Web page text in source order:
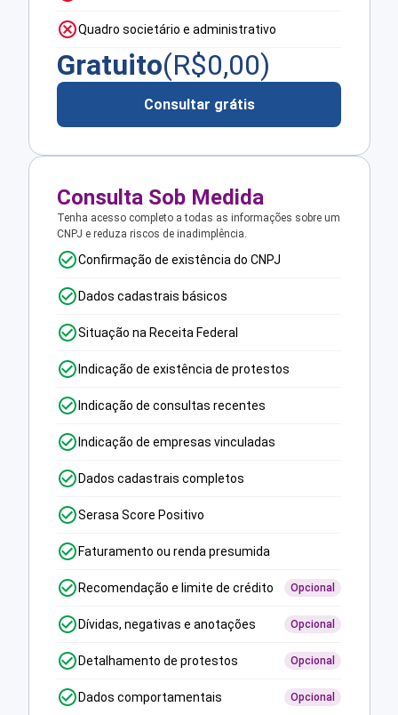
Quadro societário e administrativo
Gratuito(R$0,00)
Consultar grátis
Consulta Sob Medida
Tenha acesso completo a todas as informações sobre um
CNPJ e reduza riscos de inadimplência.
Confirmação de existência do CNPJ
Dados cadastrais básicos
Situação na Receita Federal
Indicação de existência de protestos
Indicação de consultas recentes
Indicação de empresas vinculadas
Dados cadastrais completos
Serasa Score Positivo
Faturamento ou renda presumida
Recomendação e limite de crédito Opcional
Dívidas, negativas e anotações Opcional
Detalhamento de protestos Opcional
Dados comportamentais Opcional